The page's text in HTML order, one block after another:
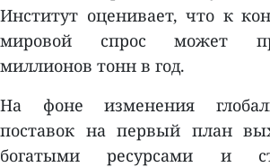
Институт оценивает, что к
мировой спрос может
миллионов тонн в год.
На фоне изменения
поставок на первый план
богатыми ресурсами и